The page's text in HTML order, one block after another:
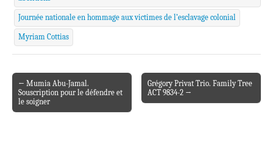
Journée nationale en hommage aux victimes de l’esclavage colonial
Myriam Cottias
Post navigation
← Mumia Abu-Jamal.
Souscription pour le défendre et
le soigner
Grégory Privat Trio. Family Tree
ACT 9834-2 →